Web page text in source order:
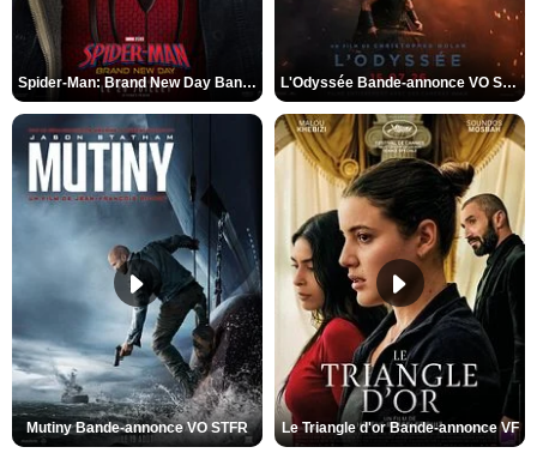
Spider-Man: Brand New Day Bande-annonce VO STFR L'Odyssée Bande-annonce VO STFR
Mutiny Bande-annonce VO STFR Le Triangle d'or Bande-annonce VF